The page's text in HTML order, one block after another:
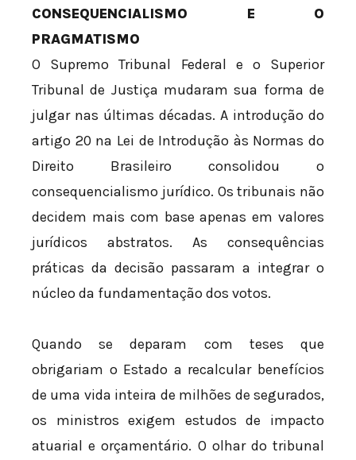
CONSEQUENCIALISMO E O
PRAGMATISMO
O Supremo Tribunal Federal e o Superior
Tribunal de Justiça mudaram sua forma de
julgar nas últimas décadas. A introdução do
artigo 20 na Lei de Introdução às Normas do
Direito Brasileiro consolidou o
consequencialismo jurídico. Os tribunais não
decidem mais com base apenas em valores
jurídicos abstratos. As consequências
práticas da decisão passaram a integrar o
núcleo da fundamentação dos votos.
Quando se deparam com teses que
obrigariam o Estado a recalcular benefícios
de uma vida inteira de milhões de segurados,
os ministros exigem estudos de impacto
atuarial e orçamentário. O olhar do tribunal